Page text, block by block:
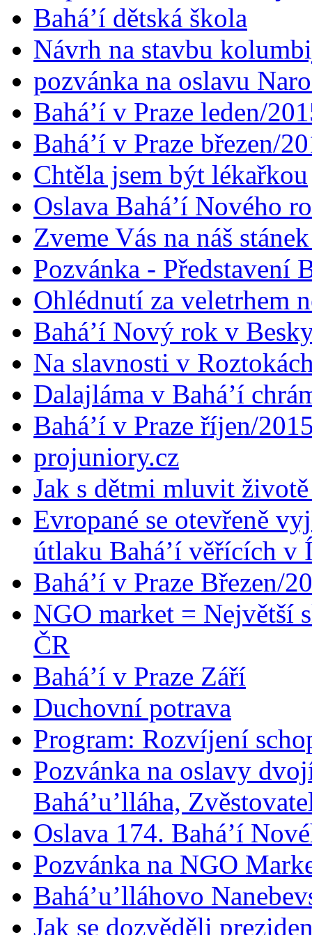
Bahá’í dětská škola
Návrh na stavbu
pozvánka na oslavu
Bahá’í v Praze leden/
Bahá’í v Praze březen/
Chtěla jsem být lékařkou
Oslava Bahá’í Nového
Zveme Vás na náš
Pozvánka - Představení
Ohlédnutí za veletrhem
Bahá’í Nový rok v
Na slavnosti v
Dalajláma v Bahá’í
Bahá’í v Praze říjen/
projuniory.cz
Jak s dětmi mluvit
Evropané se otevřeně
útlaku Bahá’í věřících v
Bahá’í v Praze Březen/
NGO market = Největší
ČR
Bahá’í v Praze Září
Duchovní potrava
Program: Rozvíjení
Pozvánka na oslavy
Bahá’u’lláha,
Oslava 174. Bahá’í
Pozvánka na NGO
Bahá’u’lláhovo
Jak se dozvěděli